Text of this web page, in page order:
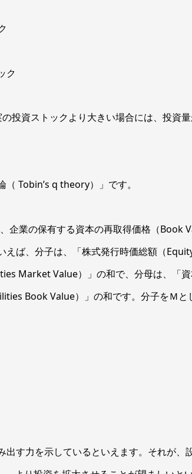
投資ストックより大きい場合には、投資
Tobin’s q theory）」です。
業の保有する資本の再取得価格（Book
えば、分子は、「株式発行時価総額（
Market Value）」の和で、分母は、「
Book Value）」の和です。分子をＭと
す力を示しているといえます。それが、